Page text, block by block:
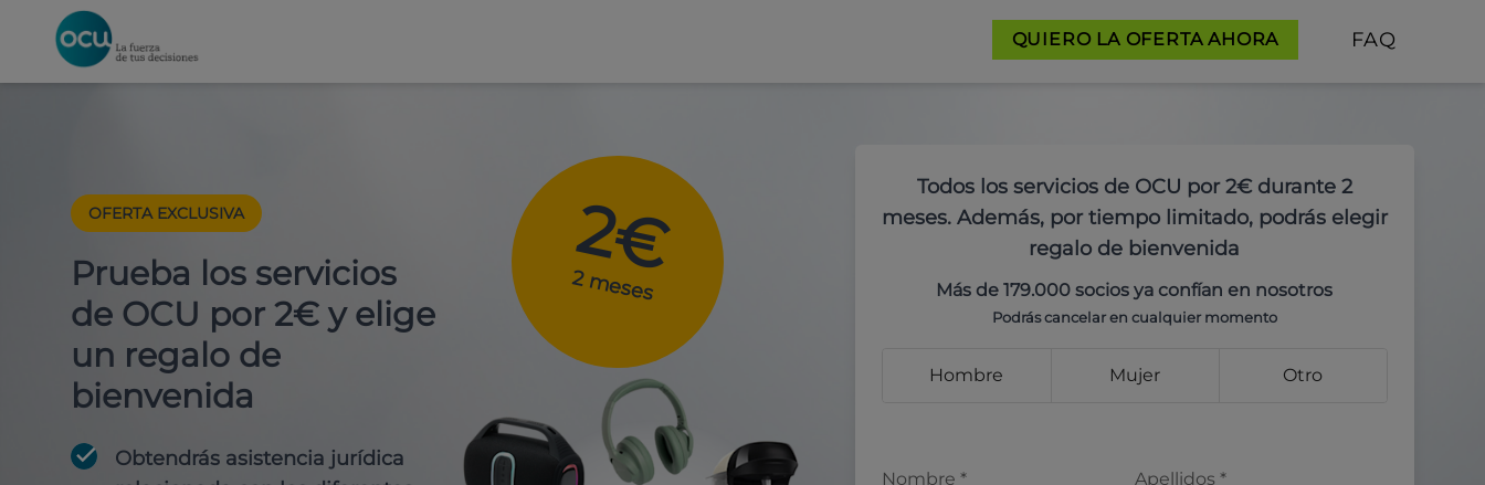
QUIERO LA OFERTA AHORA FAQ
OFERTA EXCLUSIVA
Prueba los servicios
de OCU por 2€ y elige
un regalo de
bienvenida
Obtendrás asistencia jurídica
2€
2 meses
Todos los servicios de OCU por 2€ durante 2
meses. Además, por tiempo limitado, podrás elegir
regalo de bienvenida
Más de 179.000 socios ya confían en nosotros
Podrás cancelar en cualquier momento
Hombre Mujer Otro
Nombre * Apellidos *